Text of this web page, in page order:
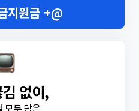
지원금 +@
없이,